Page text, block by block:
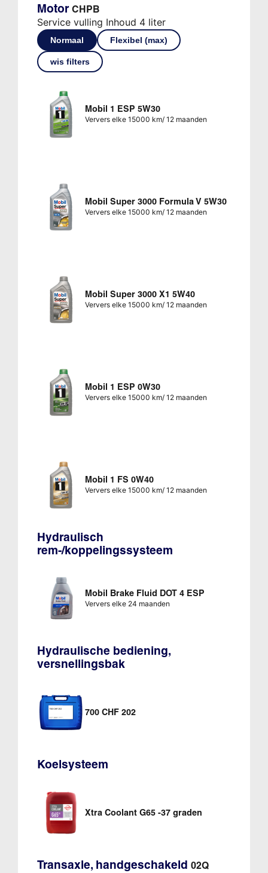
Motor CHPB
Service vulling Inhoud 4 liter
Normaal Flexibel (max)
wis filters
Mobil 1 ESP 5W30
Ververs elke 15000 km/ 12 maanden
Mobil Super 3000 Formula V 5W30
Ververs elke 15000 km/ 12 maanden
Mobil Super 3000 X1 5W40
Ververs elke 15000 km/ 12 maanden
Mobil 1 ESP 0W30
Ververs elke 15000 km/ 12 maanden
Mobil 1 FS 0W40
Ververs elke 15000 km/ 12 maanden
Hydraulisch
rem-/koppelingssysteem
Mobil Brake Fluid DOT 4 ESP
Ververs elke 24 maanden
Hydraulische bediening,
versnellingsbak
700 CHF 202
Koelsysteem
Xtra Coolant G65 -37 graden
Transaxle, handgeschakeld 02Q